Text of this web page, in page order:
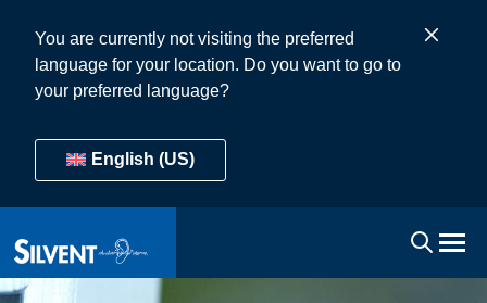
You are currently not visiting the preferred
language for your location. Do you want to go to
your preferred language?
English (US)